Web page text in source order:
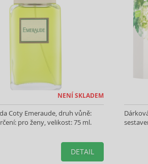
NENÍ SKLADEM
Coty Emeraude, druh vůně:
pro ženy, velikost: 75 ml.
DETAIL